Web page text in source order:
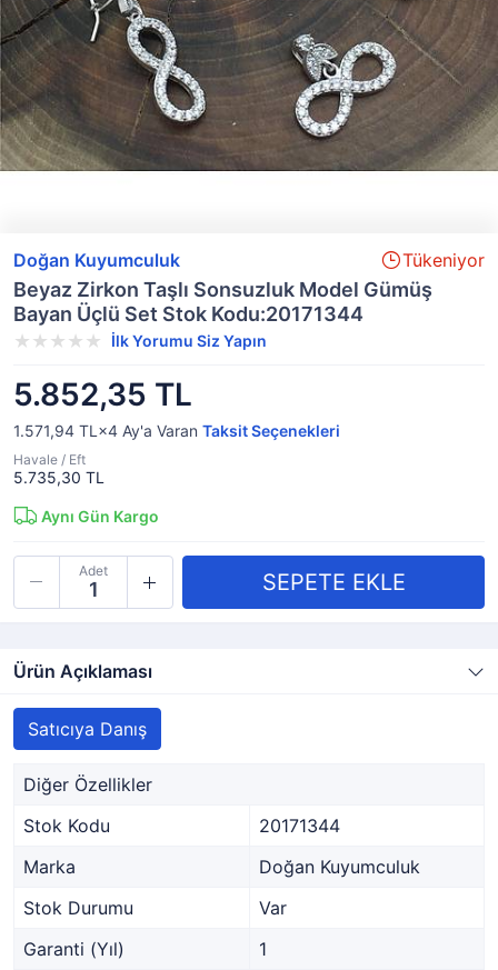
Doğan Kuyumculuk Tükeniyor
Beyaz Zirkon Taşlı Sonsuzluk Model Gümüş
Bayan Üçlü Set Stok Kodu:20171344
İlk Yorumu Siz Yapın
5.852,35 TL
1.571,94 TL×4 Ay'a Varan Taksit Seçenekleri
Havale / Eft
5.735,30 TL
Aynı Gün Kargo
Adet
Ürün Açıklaması
Satıcıya Danış
Diğer Özellikler
Stok Kodu
20171344
Marka
Doğan Kuyumculuk
Stok Durumu
Var
Garanti (Yıl)
1